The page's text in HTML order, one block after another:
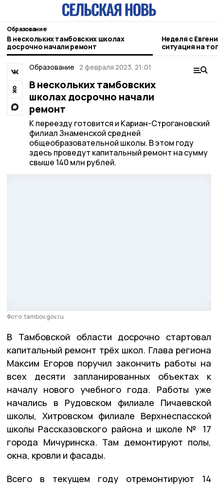
Образование
В нескольких тамбовских школах
досрочно начали ремонт
Неделя с
ситуация на
городе и
Образование 2 февраля 2023, 21:01
В нескольких тамбовских
школах досрочно начали
ремонт
К переезду готовится и Кариан-Строгановский
филиал Знаменской средней
общеобразовательной школы. В этом году
здесь проведут капитальный ремонт на сумму
свыше 140 млн рублей.
Фото: tambov.gov.ru
В Тамбовской области досрочно стартовал
капитальный ремонт трёх школ. Глава региона
Максим Егоров поручил закончить работы на
всех десяти запланированных объектах к
началу нового учебного года. Работы уже
начались в Рудовском филиале Пичаевской
школы, Хитровском филиале Верхнеспасской
школы Рассказовского района и школе № 17
города Мичуринска. Там демонтируют полы,
окна, кровли и фасады.
Всего в текущем году отремонтируют 14